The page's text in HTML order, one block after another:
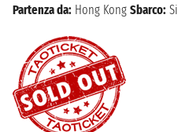
Partenza da: Hong Kong Sbarco: